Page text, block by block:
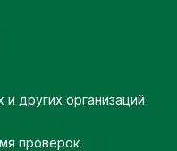
других организаций
проверок